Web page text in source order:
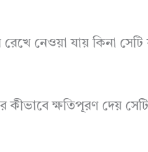
নেওয়া যায় কিনা সেটি
কীভাবে ক্ষতিপূরণ দেয়